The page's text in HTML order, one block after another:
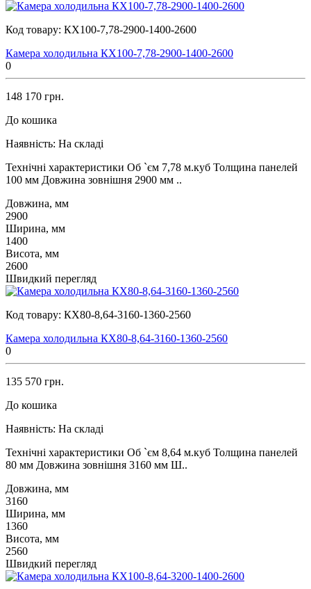
Код товару: КХ100-7,78-2900-1400-2600
Камера холодильна КХ100-7,78-2900-1400-2600
0
148 170 грн.
До кошика
Наявність: На складі
Технічні характеристики Об `єм 7,78 м.куб Толщина панелей
100 мм Довжина зовнішня 2900 мм ..
Довжина, мм
2900
Ширина, мм
1400
Висота, мм
2600
Швидкий перегляд
Код товару: КХ80-8,64-3160-1360-2560
Камера холодильна КХ80-8,64-3160-1360-2560
0
135 570 грн.
До кошика
Наявність: На складі
Технічні характеристики Об `єм 8,64 м.куб Толщина панелей
80 мм Довжина зовнішня 3160 мм Ш..
Довжина, мм
3160
Ширина, мм
1360
Висота, мм
2560
Швидкий перегляд